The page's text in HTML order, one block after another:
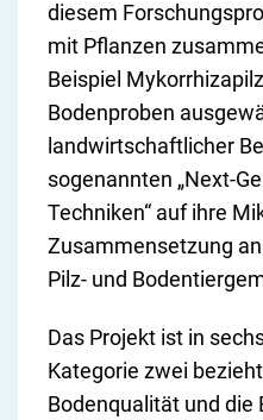
diesem
mit Pflanzen
Beispiel
Bodenproben
landwirtschaftlicher
sogenannten „Next-
Techniken“ auf ihre
Zusammensetzung
Pilz- und
Das Projekt ist in
Kategorie zwei
Bodenqualität und